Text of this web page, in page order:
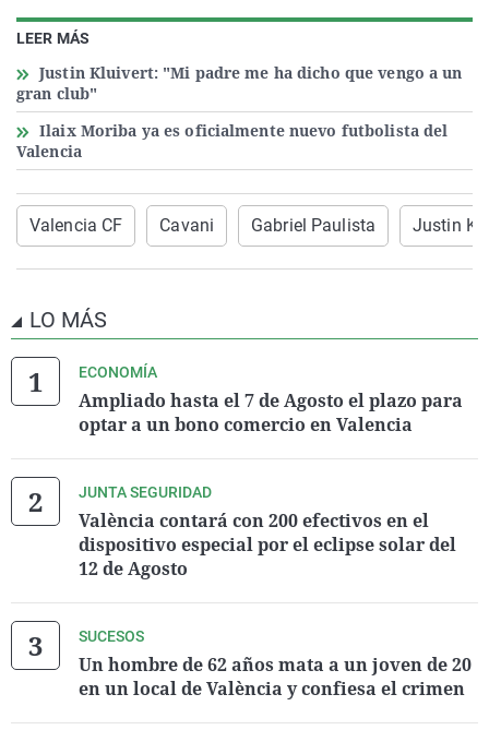
LEER MÁS
Justin Kluivert: "Mi padre me ha dicho que vengo a un
gran club"
Ilaix Moriba ya es oficialmente nuevo futbolista del
Valencia
Valencia CF Cavani Gabriel Paulista Justin
LO MÁS
ECONOMÍA
Ampliado hasta el 7 de Agosto el plazo para
optar a un bono comercio en Valencia
JUNTA SEGURIDAD
València contará con 200 efectivos en el
dispositivo especial por el eclipse solar del
12 de Agosto
SUCESOS
Un hombre de 62 años mata a un joven de 20
en un local de València y confiesa el crimen